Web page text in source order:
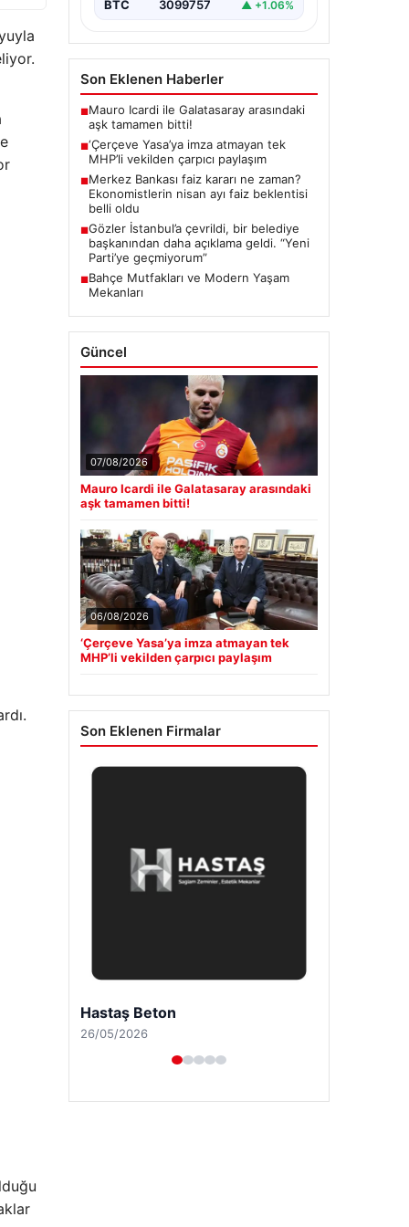
BTC 3099757 ▲ +1.06%
Son Eklenen Haberler
■Mauro Icardi ile Galatasaray arasındaki
aşk tamamen bitti!
■‘Çerçeve Yasa’ya imza atmayan tek
MHP’li vekilden çarpıcı paylaşım
■Merkez Bankası faiz kararı ne zaman?
Ekonomistlerin nisan ayı faiz beklentisi
belli oldu
■Gözler İstanbul’a çevrildi, bir belediye
başkanından daha açıklama geldi. “Yeni
Parti’ye geçmiyorum”
■Bahçe Mutfakları ve Modern Yaşam
Mekanları
Güncel
07/08/2026
Mauro Icardi ile Galatasaray arasındaki
aşk tamamen bitti!
06/08/2026
‘Çerçeve Yasa’ya imza atmayan tek
MHP’li vekilden çarpıcı paylaşım
Son Eklenen Firmalar
Prenses Night Club
29/04/2026